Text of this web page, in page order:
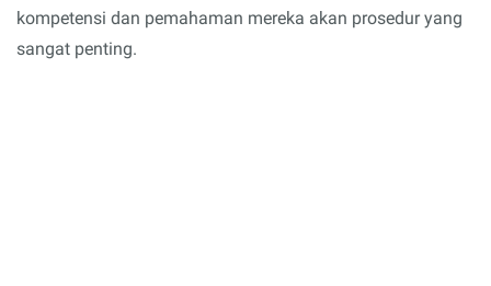
kompetensi dan pemahaman mereka akan prosedur yang
sangat penting.